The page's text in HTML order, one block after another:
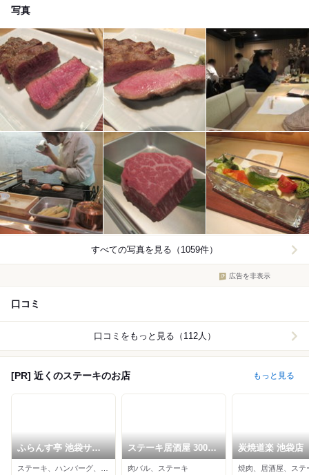
写真
すべての写真を見る（1059件）
広告を非表示
口コミ
口コミをもっと見る（112人）
[PR] 近くのステーキのお店 もっと見る
ふらんす亭 池袋サン
シャイン60階通り店
ステーキ居酒屋 300B
ONE 池袋店
肉バル、ステーキ
炭焼道楽 池袋店
焼肉、居酒屋、ステ